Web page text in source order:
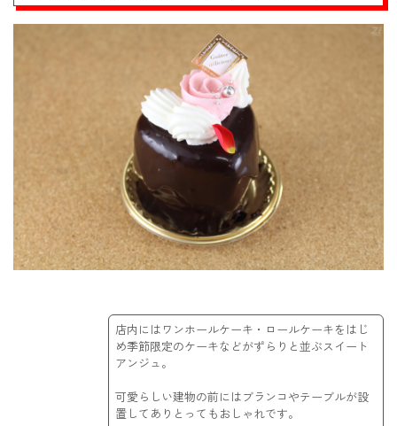
店内にはワンホールケーキ・ロールケーキをはじ
め季節限定のケーキなどがずらりと並ぶスイート
アンジュ。
可愛らしい建物の前にはブランコやテーブルが設
置してありとってもおしゃれです。